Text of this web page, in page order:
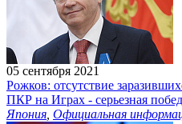
05 сентября 2021
Рожков: отсутствие
ПКР на Играх - серьезная
Япония Официальная